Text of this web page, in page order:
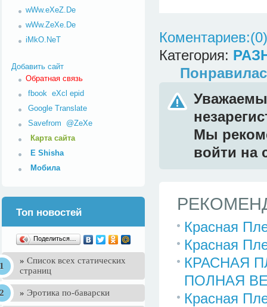
Коментариев:(0)
Категория:
Мы
войти на
Красная
Красная
КРАСНАЯ
ПОЛНАЯ
Красная
wWw.eXeZ.De
wWw.ZeXe.De
iMkO.NeT
Добавить сайт
Обратная связь
fbook eXcl epid
Google Translate
Savefrom @ZeXe
Карта сайта
E Shisha
Мобила
Топ новостей
Поделиться…
» Список всех статических
страниц
» Эротика по-баварски